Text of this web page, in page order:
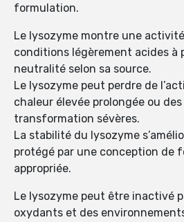
formulation.
Le lysozyme montre une
conditions légèrement acides à
neutralité selon sa source.
Le lysozyme peut perdre de
chaleur élevée prolongée ou
transformation sévères.
La stabilité du lysozyme
protégé par une conception de
appropriée.
Le lysozyme peut être inactivé
oxydants et des